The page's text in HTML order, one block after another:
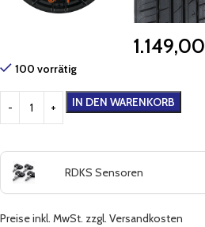
1.149,00
100 vorrätig
IN DEN WARENKORB
RDKS Sensoren
Preise inkl. MwSt. zzgl. Versandkosten